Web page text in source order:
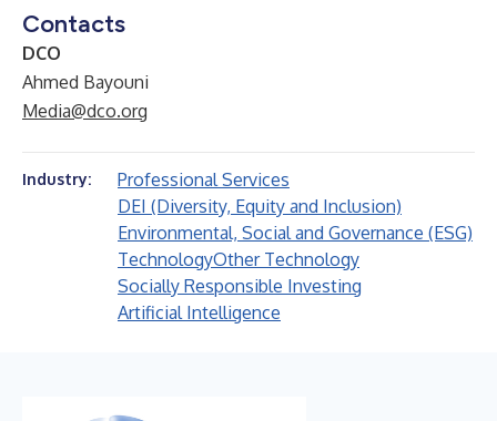
Contacts
DCO
Ahmed Bayouni
Media@dco.org
Industry:
Professional Services
DEI (Diversity, Equity and Inclusion)
Environmental, Social and Governance (ESG)
TechnologyOther Technology
Socially Responsible Investing
Artificial Intelligence